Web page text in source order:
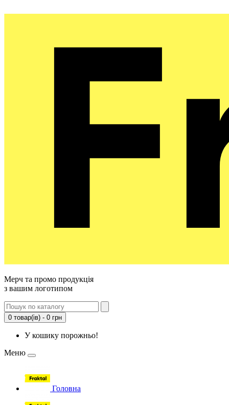
Мерч та промо продукція
з вашим логотипом
0 товар(ів) - 0 грн
У кошику порожньо!
Меню
Головна